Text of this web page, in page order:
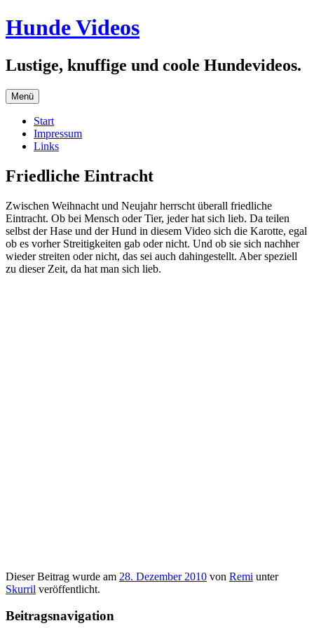
Zum
Inhalt
Hunde Videos
Lustige, knuffige und coole Hundevideos.
Menü
Start
Impressum
Links
Friedliche Eintracht
Zwischen Weihnacht und Neujahr herrscht überall friedliche
Eintracht. Ob bei Mensch oder Tier, jeder hat sich lieb. Da teilen
selbst der Hase und der Hund in diesem Video sich die Karotte, egal
ob es vorher Streitigkeiten gab oder nicht. Und ob sie sich nachher
wieder streiten oder nicht, das sei auch dahingestellt. Aber speziell
zu dieser Zeit, da hat man sich lieb.
Dieser Beitrag wurde am 28. Dezember 2010 von Remi unter
Skurril veröffentlicht.
Beitragsnavigation